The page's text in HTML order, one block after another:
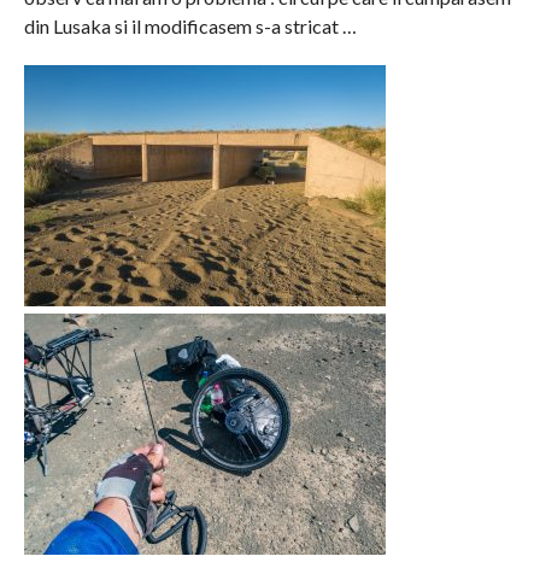
din Lusaka si il modificasem s-a stricat …